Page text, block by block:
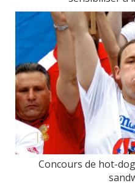
Concours de hot-